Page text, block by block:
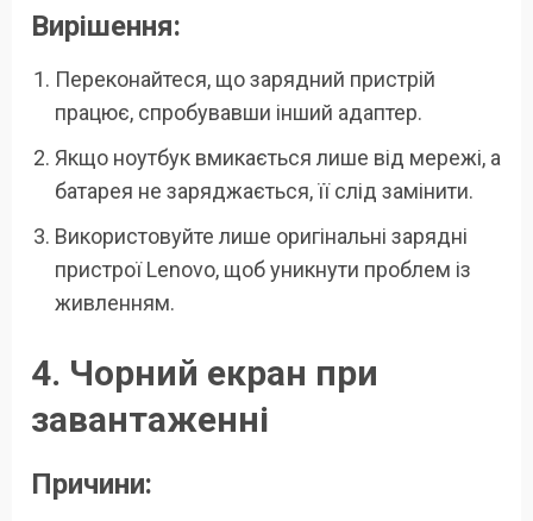
Вирішення:
Переконайтеся, що зарядний пристрій
працює, спробувавши інший адаптер.
Якщо ноутбук вмикається лише від мережі, а
батарея не заряджається, її слід замінити.
Використовуйте лише оригінальні зарядні
пристрої Lenovo, щоб уникнути проблем із
живленням.
4. Чорний екран при
завантаженні
Причини: